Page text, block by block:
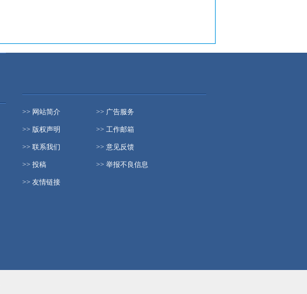
>> 网站简介 >> 广告服务
>> 版权声明 >> 工作邮箱
>> 联系我们 >> 意见反馈
>> 投稿 >> 举报不良信息
>> 友情链接